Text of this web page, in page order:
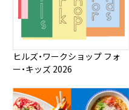
ヒルズ・ワークショップ フォ
ー・キッズ 2026